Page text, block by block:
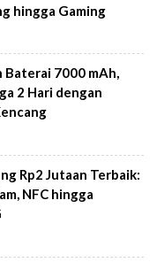
hingga Gaming
Baterai 7000 mAh,
2 Hari dengan
Rp2 Jutaan Terbaik:
NFC hingga